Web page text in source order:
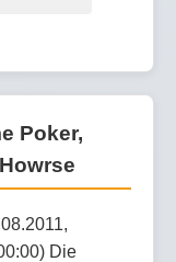
Poker,
Die